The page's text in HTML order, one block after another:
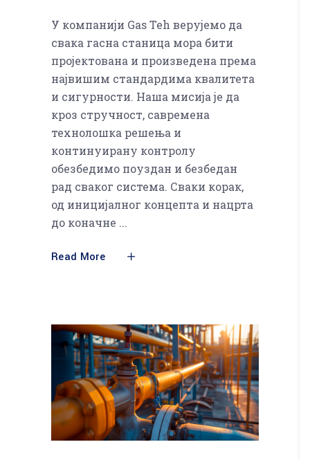
У компанији Gas Teh верујемо да
свака гасна станица мора бити
пројектована и произведена према
највишим стандардима квалитета
и сигурности. Наша мисија је да
кроз стручност, савремена
технолошка решења и
континуирану контролу
обезбедимо поуздан и безбедан
рад сваког система. Сваки корак,
од иницијалног концепта и нацрта
до коначне
Read More